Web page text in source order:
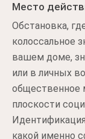
Место
Обстановка,
колоссальное
вашем доме,
или в личных
общественное
плоскости
какой именно